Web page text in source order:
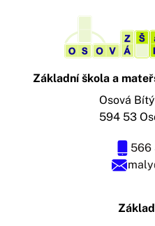
Základní škola a
566
Osová
594 53